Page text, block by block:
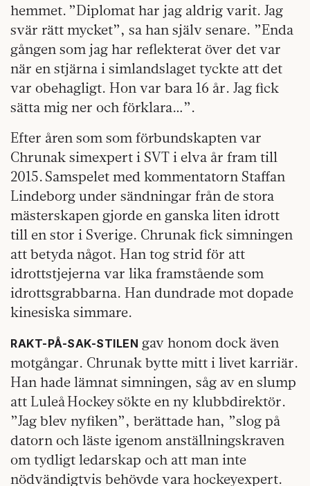
hemmet. ”Diplomat har jag aldrig varit. Jag
svär rätt mycket”, sa han själv senare. ”Enda
gången som jag har reflekterat över det var
när en stjärna i simlandslaget tyckte att det
var obehagligt. Hon var bara 16 år. Jag fick
sätta mig ner och förklara…”.
Efter åren som som förbundskapten var
Chrunak simexpert i SVT i elva år fram till
2015. Samspelet med kommentatorn Staffan
Lindeborg under sändningar från de stora
mästerskapen gjorde en ganska liten idrott
till en stor i Sverige. Chrunak fick simningen
att betyda något. Han tog strid för att
idrottstjejerna var lika framstående som
idrottsgrabbarna. Han dundrade mot dopade
kinesiska simmare.
RAKT-PÅ-SAK-STILEN gav honom dock även
motgångar. Chrunak bytte mitt i livet karriär.
Han hade lämnat simningen, såg av en slump
att Luleå Hockey sökte en ny klubbdirektör.
”Jag blev nyfiken”, berättade han, ”slog på
datorn och läste igenom anställningskraven
om tydligt ledarskap och att man inte
nödvändigtvis behövde vara hockeyexpert.